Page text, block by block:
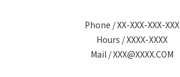
Phone / XX-XXX-XXX-XXX
Hours / XXXX-XXXX
Mail / XXX@XXXX.COM